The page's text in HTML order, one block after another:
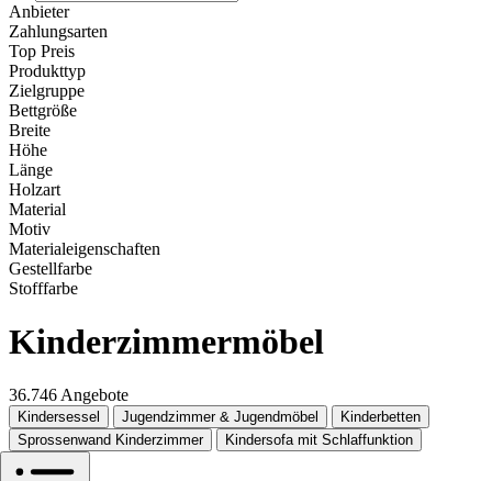
Anbieter
Zahlungsarten
Top Preis
Produkttyp
Zielgruppe
Bettgröße
Breite
Höhe
Länge
Holzart
Material
Motiv
Materialeigenschaften
Gestellfarbe
Stofffarbe
Kinderzimmermöbel
36.746 Angebote
Kindersessel Jugendzimmer & Jugendmöbel
Kinderbetten
Sprossenwand Kinderzimmer
Kindersofa mit Schlaffunktion